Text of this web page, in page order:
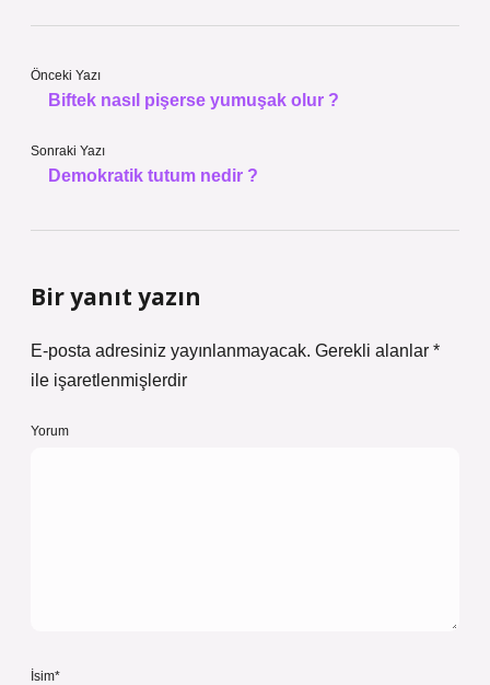
Önceki Yazı
Biftek nasıl pişerse yumuşak olur ?
Sonraki Yazı
Demokratik tutum nedir ?
Bir yanıt yazın
E-posta adresiniz yayınlanmayacak. Gerekli alanlar *
ile işaretlenmişlerdir
Yorum
İsim*